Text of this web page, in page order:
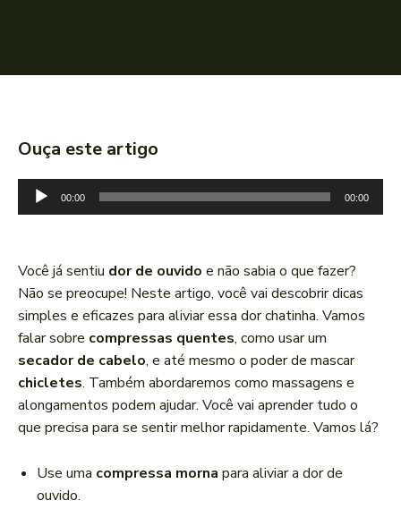
Ouça este artigo
o
d
o
r
d
e
á
u
d
o
00:00 00:00
Você já sentiu dor de ouvido e não sabia o que fazer?
Não se preocupe! Neste artigo, você vai descobrir dicas
simples e eficazes para aliviar essa dor chatinha. Vamos
falar sobre compressas quentes, como usar um
secador de cabelo, e até mesmo o poder de mascar
chicletes. Também abordaremos como massagens e
alongamentos podem ajudar. Você vai aprender tudo o
que precisa para se sentir melhor rapidamente. Vamos lá?
Use uma compressa morna para aliviar a dor de
ouvido.